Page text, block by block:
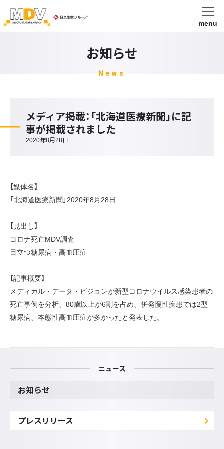
menu
お知らせ
News
メディア掲載：「北海道医療新聞」に記
事が掲載されました
2020年8月28日
【媒体名】
「北海道医療新聞」2020年8月28日
【見出し】
コロナ死亡MDV調査
目立つ糖尿病・高血圧症
【記事概要】
メディカル・データ・ビジョンが新型コロナウイルス感染患者の
死亡事例を分析、80歳以上が6割を占め、併発慢性疾患では2型
糖尿病、本態性高血圧症が多かったと発表した。
ニュース
お知らせ
プレスリリース